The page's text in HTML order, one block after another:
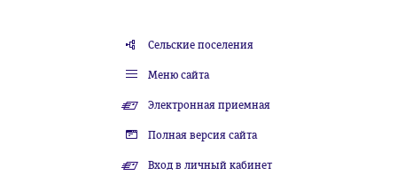
Сельские поселения
Меню сайта
Электронная приемная
Полная версия сайта
Вход в личный кабинет